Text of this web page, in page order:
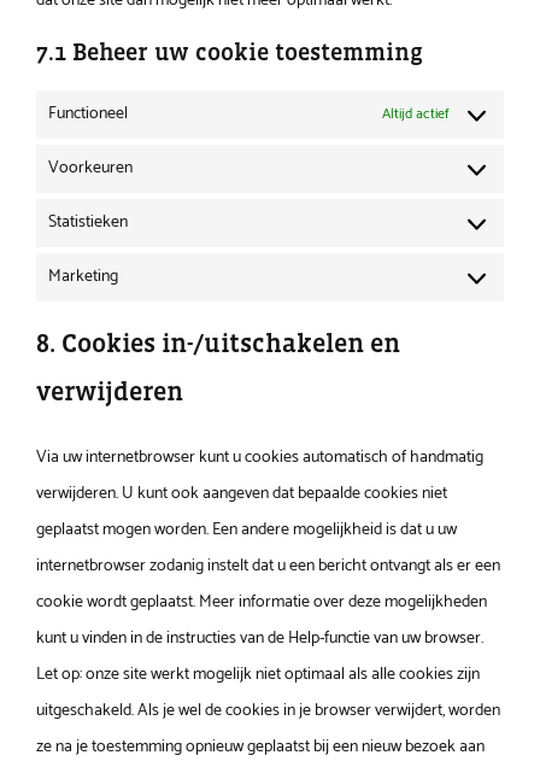
7.1 Beheer uw cookie toestemming
Functioneel Altijd actief
Voorkeuren
Voorkeuren
Statistieken
Statistieken
Marketing
Marketing
8. Cookies in-/uitschakelen en
verwijderen
Via uw internetbrowser kunt u cookies automatisch of handmatig
verwijderen. U kunt ook aangeven dat bepaalde cookies niet
geplaatst mogen worden. Een andere mogelijkheid is dat u uw
internetbrowser zodanig instelt dat u een bericht ontvangt als er een
cookie wordt geplaatst. Meer informatie over deze mogelijkheden
kunt u vinden in de instructies van de Help-functie van uw browser.
Let op: onze site werkt mogelijk niet optimaal als alle cookies zijn
uitgeschakeld. Als je wel de cookies in je browser verwijdert, worden
ze na je toestemming opnieuw geplaatst bij een nieuw bezoek aan